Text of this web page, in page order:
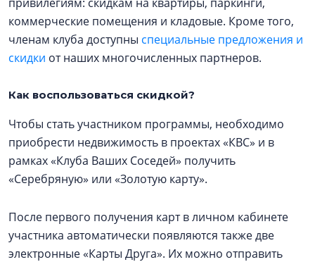
коммерческие помещения и кладовые. Кроме того,
членам клуба доступны специальные предложения и
скидки от наших многочисленных партнеров.
Как воспользоваться скидкой?
Чтобы стать участником программы, необходимо
приобрести недвижимость в проектах «КВС» и в
рамках «Клуба Ваших Соседей» получить
«Серебряную» или «Золотую карту».
После первого получения карт в личном кабинете
участника автоматически появляются также две
электронные «Карты Друга». Их можно отправить